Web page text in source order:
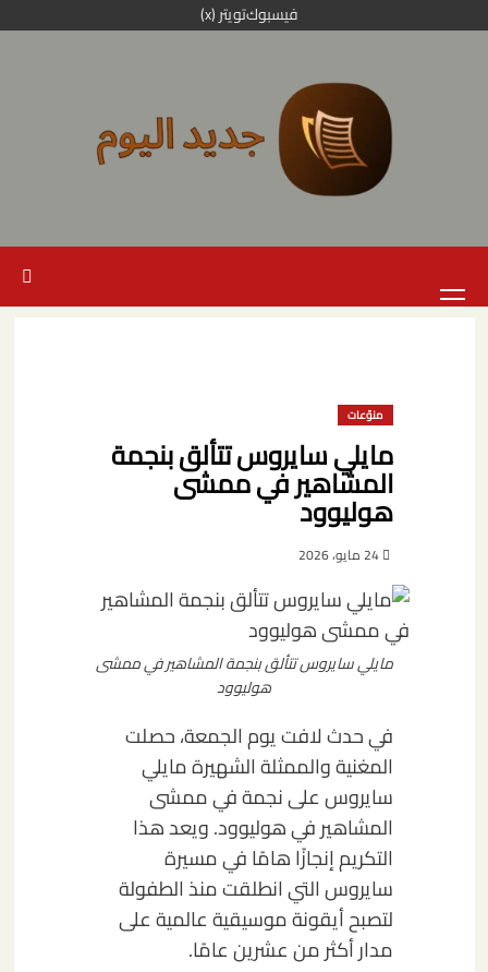
إلى
فيسبوكتويتر (x)
الرئيسية
منوّعات
مايلي سايروس تتألق بنجمة
المشاهير في ممشى
هوليوود
24 مايو، 2026
مايلي سايروس تتألق بنجمة المشاهير في ممشى
هوليوود
في حدث لافت يوم الجمعة، حصلت
المغنية والممثلة الشهيرة مايلي
سايروس على نجمة في ممشى
المشاهير في هوليوود. ويعد هذا
التكريم إنجازًا هامًا في مسيرة
سايروس التي انطلقت منذ الطفولة
لتصبح أيقونة موسيقية عالمية على
مدار أكثر من عشرين عامًا.